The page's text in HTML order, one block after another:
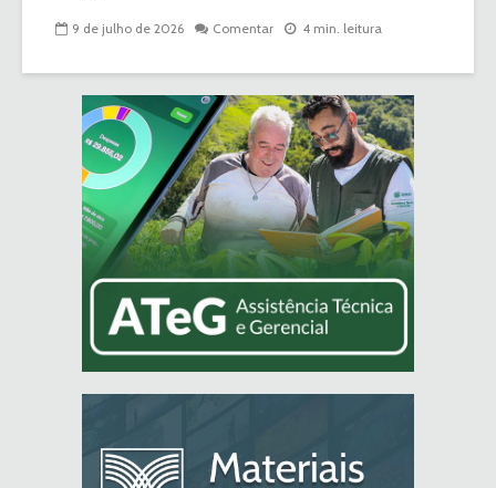
9 de julho de 2026 Comentar 4 min. leitura